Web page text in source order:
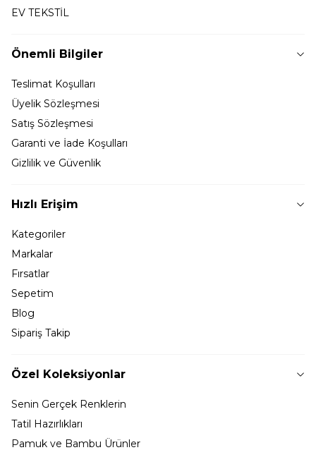
EV TEKSTİL
Önemli Bilgiler
Teslimat Koşulları
Üyelik Sözleşmesi
Satış Sözleşmesi
Garanti ve İade Koşulları
Gizlilik ve Güvenlik
Hızlı Erişim
Kategoriler
Markalar
Fırsatlar
Sepetim
Blog
Sipariş Takip
Özel Koleksiyonlar
Senin Gerçek Renklerin
Tatil Hazırlıkları
Pamuk ve Bambu Ürünler